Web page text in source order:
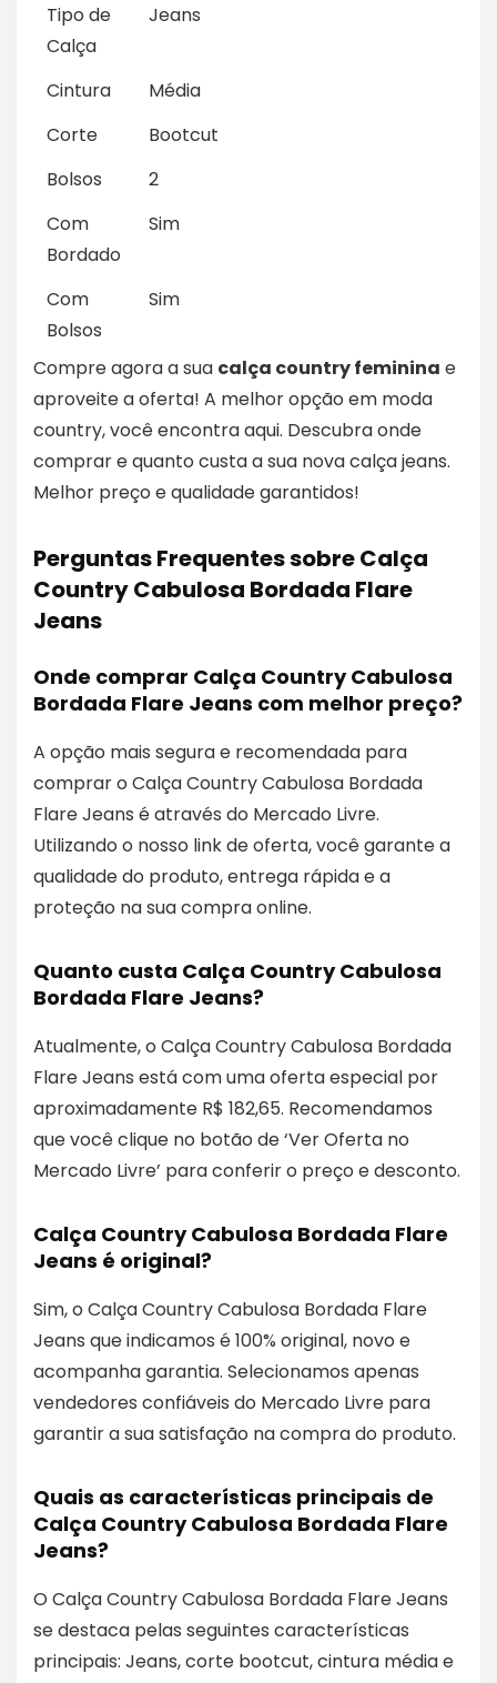
Tipo de
Calça
Jeans
Cintura
Média
Corte
Bootcut
Bolsos
2
Com
Bordado
Sim
Com
Bolsos
Sim
Compre agora a sua calça country feminina e
aproveite a oferta! A melhor opção em moda
country, você encontra aqui. Descubra onde
comprar e quanto custa a sua nova calça jeans.
Melhor preço e qualidade garantidos!
Perguntas Frequentes sobre Calça
Country Cabulosa Bordada Flare
Jeans
Onde comprar Calça Country Cabulosa
Bordada Flare Jeans com melhor preço?
A opção mais segura e recomendada para
comprar o Calça Country Cabulosa Bordada
Flare Jeans é através do Mercado Livre.
Utilizando o nosso link de oferta, você garante a
qualidade do produto, entrega rápida e a
proteção na sua compra online.
Quanto custa Calça Country Cabulosa
Bordada Flare Jeans?
Atualmente, o Calça Country Cabulosa Bordada
Flare Jeans está com uma oferta especial por
aproximadamente R$ 182,65. Recomendamos
que você clique no botão de ‘Ver Oferta no
Mercado Livre’ para conferir o preço e desconto.
Calça Country Cabulosa Bordada Flare
Jeans é original?
Sim, o Calça Country Cabulosa Bordada Flare
Jeans que indicamos é 100% original, novo e
acompanha garantia. Selecionamos apenas
vendedores confiáveis do Mercado Livre para
garantir a sua satisfação na compra do produto.
Quais as características principais de
Calça Country Cabulosa Bordada Flare
Jeans?
O Calça Country Cabulosa Bordada Flare Jeans
se destaca pelas seguintes características
principais: Jeans, corte bootcut, cintura média e